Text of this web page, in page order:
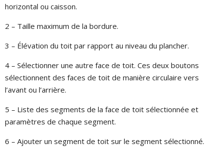
horizontal ou caisson.
2 – Taille maximum de la bordure.
3 – Élévation du toit par rapport au niveau du plancher.
4 – Sélectionner une autre face de toit. Ces deux boutons
sélectionnent des faces de toit de manière circulaire vers
l’avant ou l’arrière.
5 – Liste des segments de la face de toit sélectionnée et
paramètres de chaque segment.
6 – Ajouter un segment de toit sur le segment sélectionné.